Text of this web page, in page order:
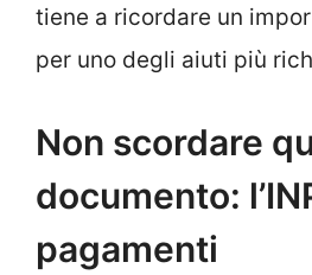
tiene a ricordare un
per uno degli aiuti più
Non scordare
documento:
pagamenti